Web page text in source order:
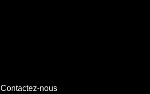
Contactez-nous